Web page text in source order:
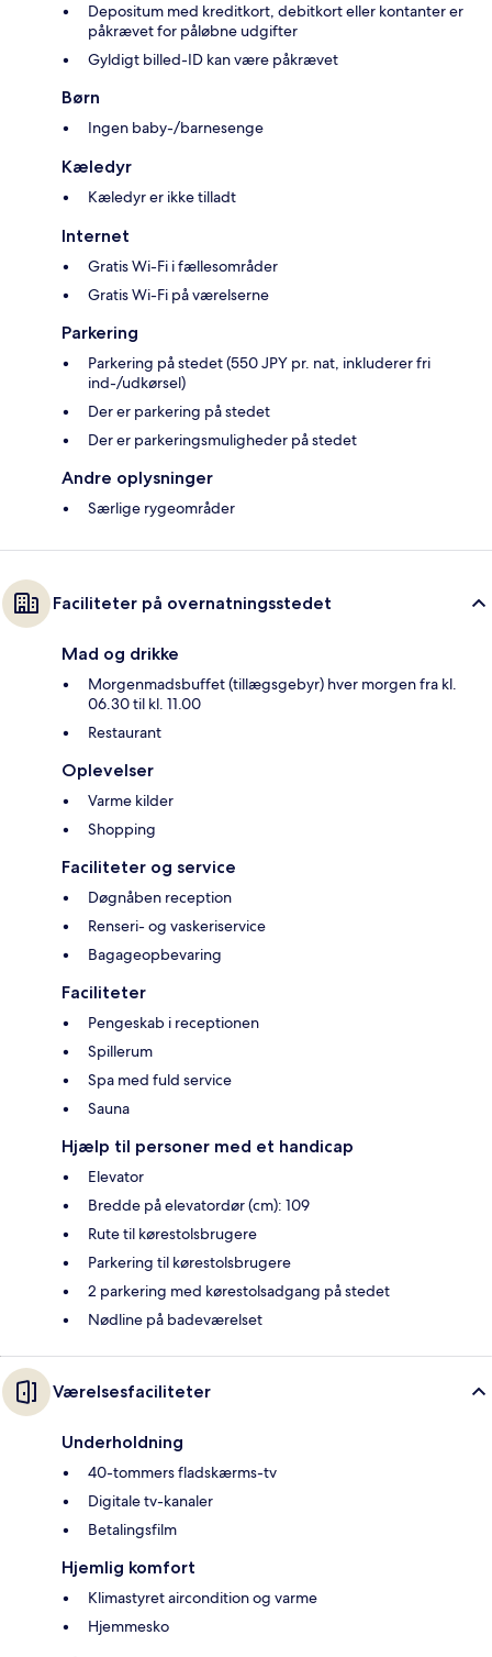
Depositum med kreditkort, debitkort eller kontanter er
påkrævet for påløbne udgifter
Gyldigt billed-ID kan være påkrævet
Børn
Ingen baby-/barnesenge
Kæledyr
Kæledyr er ikke tilladt
Internet
Gratis Wi-Fi i fællesområder
Gratis Wi-Fi på værelserne
Parkering
Parkering på stedet (550 JPY pr. nat, inkluderer fri
ind-/udkørsel)
Der er parkering på stedet
Der er parkeringsmuligheder på stedet
Andre oplysninger
Særlige rygeområder
Faciliteter på overnatningsstedet
Mad og drikke
Morgenmadsbuffet (tillægsgebyr) hver morgen fra kl.
06.30 til kl. 11.00
Restaurant
Oplevelser
Varme kilder
Shopping
Faciliteter og service
Døgnåben reception
Renseri- og vaskeriservice
Bagageopbevaring
Faciliteter
Pengeskab i receptionen
Spillerum
Spa med fuld service
Sauna
Hjælp til personer med et handicap
Elevator
Bredde på elevatordør (cm): 109
Rute til kørestolsbrugere
Parkering til kørestolsbrugere
2 parkering med kørestolsadgang på stedet
Nødline på badeværelset
Værelsesfaciliteter
Underholdning
40-tommers fladskærms-tv
Digitale tv-kanaler
Betalingsfilm
Hjemlig komfort
Klimastyret aircondition og varme
Hjemmesko